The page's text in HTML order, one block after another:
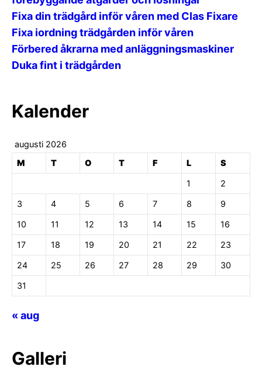
Fixa din trädgård inför våren med Clas Fixare
Fixa iordning trädgården inför våren
Förbered åkrarna med anläggningsmaskiner
Duka fint i trädgården
Kalender
augusti 2026
M
T O T F L S
1 2
3 4 5 6 7 8 9
10 11 12 13 14 15 16
17 18 19 20 21 22 23
24 25 26 27 28 29 30
31
« aug
Galleri